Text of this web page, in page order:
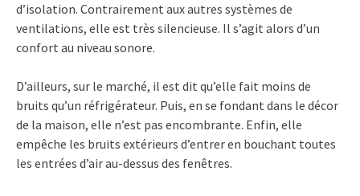
d’isolation. Contrairement aux autres systèmes de
ventilations, elle est très silencieuse. Il s’agit alors d’un
confort au niveau sonore.
D’ailleurs, sur le marché, il est dit qu’elle fait moins de
bruits qu’un réfrigérateur. Puis, en se fondant dans le décor
de la maison, elle n’est pas encombrante. Enfin, elle
empêche les bruits extérieurs d’entrer en bouchant toutes
les entrées d’air au-dessus des fenêtres.